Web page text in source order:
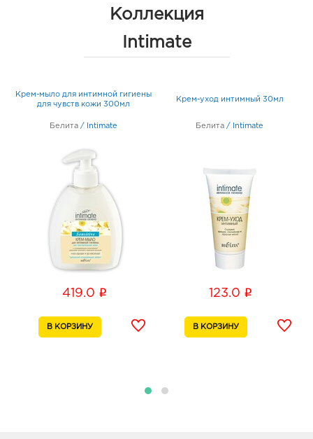
График работы:10:00 - 21:00
График работы:9:00 - 20:00
308009, Белгородская обл, г Белгород, ул Попова,
д. 36
Белгород ГРИНН: 187.0 руб.
308010, Белгородская обл, г Белгород, пр-кт
Б.Хмельницкого, д. 137т
График работы:
308009, Белгородская обл, г Белгород, пр-кт
Белгородский, д. 93
Воронеж Галерея Чижова: 187.0 руб.
Коллекция
Intimate
Крем-мыло для интимной гигиены
для чувств кожи 300мл
Белита / Intimate
419.0 i
Крем-уход интимный 30мл
Белита / Intimate
123.0 i